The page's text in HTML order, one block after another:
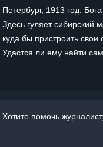
Петербург, 1913 год.
Здесь гуляет сибирский
куда бы пристроить
Удастся ли ему найти
Хотите помочь